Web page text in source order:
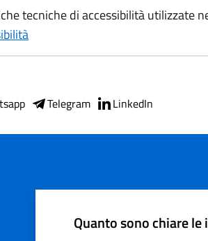
tecniche di accessibilità utilizzate
Telegram LinkedIn
Quanto sono chiare